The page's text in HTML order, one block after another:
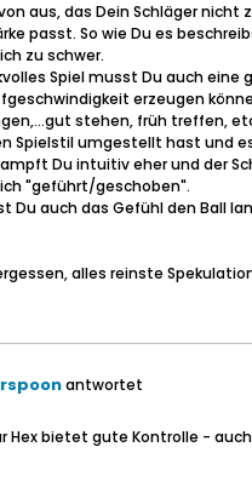
aus, das Dein Schläger nicht
passt. So wie Du es
zu schwer.
Spiel musst Du auch eine
erzeugen
stehen, früh treffen,
Spielstil umgestellt hast und
Du intuitiv eher und der
"geführt/geschoben".
Du auch das Gefühl den Ball
alles reinste
antwortet
Hex bietet gute Kontrolle -